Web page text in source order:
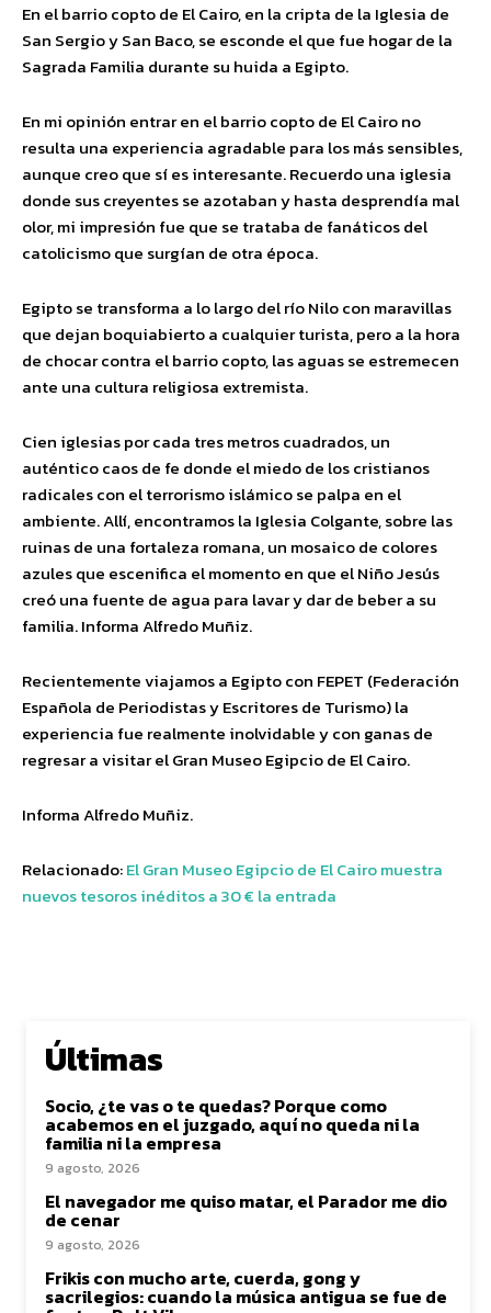
En el barrio copto de El Cairo, en la cripta de la Iglesia de
San Sergio y San Baco, se esconde el que fue hogar de la
Sagrada Familia durante su huida a Egipto.
En mi opinión entrar en el barrio copto de El Cairo no
resulta una experiencia agradable para los más sensibles,
aunque creo que sí es interesante. Recuerdo una iglesia
donde sus creyentes se azotaban y hasta desprendía mal
olor, mi impresión fue que se trataba de fanáticos del
catolicismo que surgían de otra época.
Egipto se transforma a lo largo del río Nilo con maravillas
que dejan boquiabierto a cualquier turista, pero a la hora
de chocar contra el barrio copto, las aguas se estremecen
ante una cultura religiosa extremista.
Cien iglesias por cada tres metros cuadrados, un
auténtico caos de fe donde el miedo de los cristianos
radicales con el terrorismo islámico se palpa en el
ambiente. Allí, encontramos la Iglesia Colgante, sobre las
ruinas de una fortaleza romana, un mosaico de colores
azules que escenifica el momento en que el Niño Jesús
creó una fuente de agua para lavar y dar de beber a su
familia. Informa Alfredo Muñiz.
Recientemente viajamos a Egipto con FEPET (Federación
Española de Periodistas y Escritores de Turismo) la
experiencia fue realmente inolvidable y con ganas de
regresar a visitar el Gran Museo Egipcio de El Cairo.
Informa Alfredo Muñiz.
Relacionado:El Gran Museo Egipcio de El Cairo muestra
nuevos tesoros inéditos a 30 € la entrada
Últimas
Socio, ¿te vas o te quedas? Porque como
acabemos en el juzgado, aquí no queda ni la
familia ni la empresa
9 agosto, 2026
El navegador me quiso matar, el Parador me dio
de cenar
9 agosto, 2026
Frikis con mucho arte, cuerda, gong y
sacrilegios: cuando la música antigua se fue de